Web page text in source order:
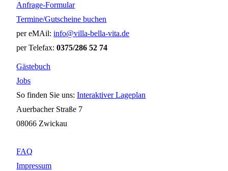
Anfrage-Formular
Termine/Gutscheine buchen
per eMAil:info@villa-bella-vita.de
per Telefax:0375/286 52 74
Gästebuch
Jobs
So finden Sie uns:Interaktiver Lageplan
Auerbacher Straße 7
08066 Zwickau
FAQ
Impressum